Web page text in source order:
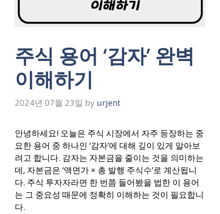
주식 용어 ‘감자’ 완벽
이해하기
2024년 07월 23일 by urjent
안녕하세요! 오늘은 주식 시장에서 자주 등장하는 중
요한 용어 중 하나인 ‘감자’에 대해 깊이 있게 알아보
려고 합니다. 감자는 자본금을 줄이는 것을 의미하는
데, 자본금은 ‘액면가 × 총 발행 주식수’로 계산됩니
다. 주식 투자자라면 한 번쯤 들어봤을 법한 이 용어
는 그 중요성 때문에 정확히 이해하는 것이 필요합니
다.